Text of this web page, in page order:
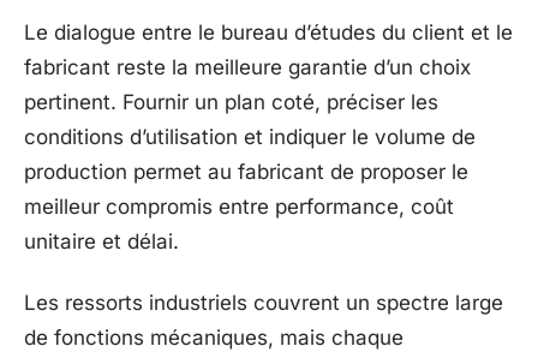
Le dialogue entre le bureau d’études du client et le
fabricant reste la meilleure garantie d’un choix
pertinent. Fournir un plan coté, préciser les
conditions d’utilisation et indiquer le volume de
production permet au fabricant de proposer le
meilleur compromis entre performance, coût
unitaire et délai.
Les ressorts industriels couvrent un spectre large
de fonctions mécaniques, mais chaque